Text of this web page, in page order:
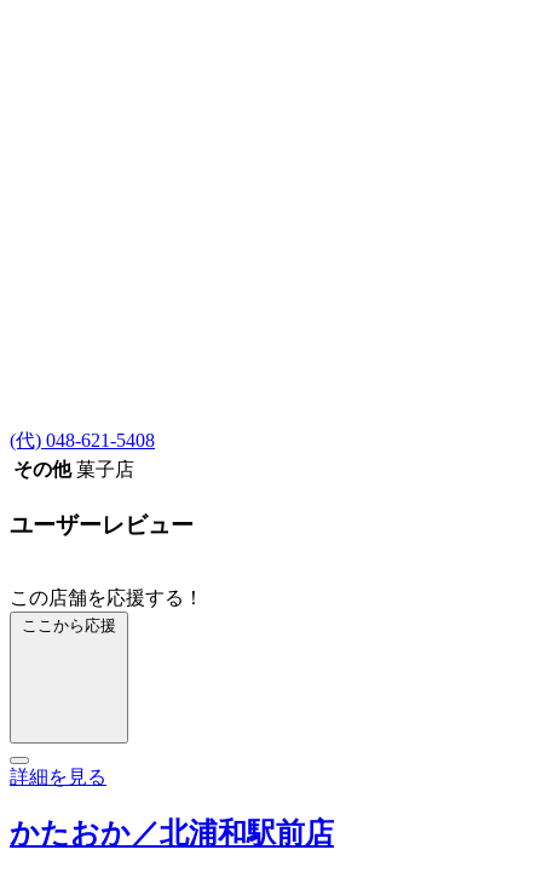
(代) 048-621-5408
その他 菓子店
ユーザーレビュー
この店舗を応援する！
ここから応援
詳細を見る
かたおか／北浦和駅前店